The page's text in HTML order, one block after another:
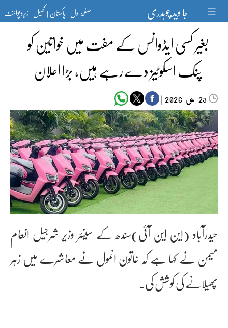
content جا وید چوہدری صفحۂ اول|پاکستان|کھیل|زیرو پوائنٹ
بغیر کسی ایڈوانس کے مفت میں خواتین کو
پنک اسکوٹیز دے رہے ہیں، بڑا اعلان
23 مئی‬‮ |
حیدرآباد (این این آئی)سندھ کے سینئر وزیر شرجیل انعام
میمن نے کہا ہے کہ خاتون انمول نے معاشرے میں زہر
پھیلانے کی کوشش کی۔